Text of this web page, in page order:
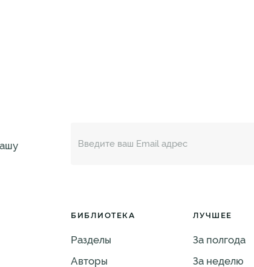
БИБЛИОТЕКА
Разделы
Авторы
ЛУЧШЕЕ
За полгода
За неделю